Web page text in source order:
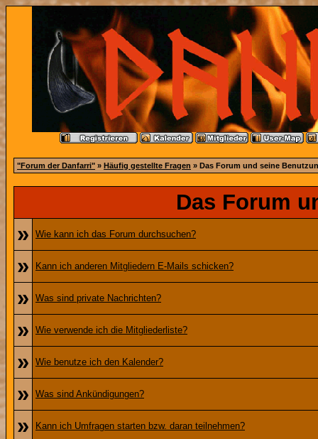
"Forum der Danfarri" » Häufig gestellte Fragen » Das Forum und seine
Das Forum
»
Wie kann ich das Forum durchsuchen?
» Kann ich anderen Mitgliedern E-Mails schicken?
» Was sind private Nachrichten?
» Wie verwende ich die Mitgliederliste?
» Wie benutze ich den Kalender?
» Was sind Ankündigungen?
» Kann ich Umfragen starten bzw. daran teilnehmen?